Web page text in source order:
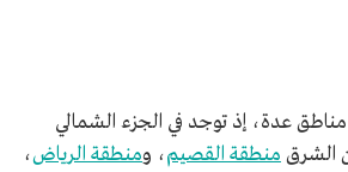
عدة، إذ توجد في الجزء الشمالي
الشرق منطقة القصيم، ومنطقة الرياض،